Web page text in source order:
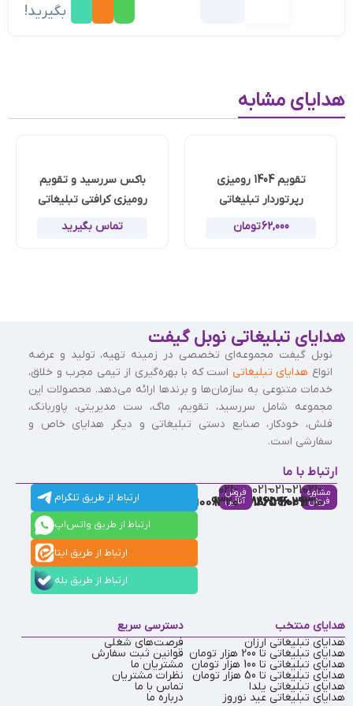
بگیرید!
هدایای مشابه
تقویم 1404 رومیزی
رپرتوردار تبلیغاتی
62,000تومان
باکس سررسید و تقویم
رومیزی کرافتی تبلیغاتی
تماس بگیرید
هدایای تبلیغاتی نوبل گیفت
نوبل گیفت مجموعه‌ای تخصصی در زمینه تهیه، تولید و عرضه
انواع هدایای تبلیغاتی است که با بهره‌گیری از تیمی مجرب و خلاق،
خدمات متنوعی به سازمان‌ها و برندها ارائه می‌دهد. محصولات این
مجموعه شامل سررسید، تقویم، ماگ، ست مدیریتی، پاوربانک،
فلش، خودکار، صنایع دستی تبلیغاتی و دیگر هدایای خاص و
سفارشی است.
ارتباط با ما
مشاوره
فروش
021-
91009310
021-
86126036
021-
86126506
021-
88537803
فروش
آنلاین
021-
91009320
ارتباط از طریق تلگرام
ارتباط از طریق واتس‌اپ
ارتباط از طریق ایتا
ارتباط از طریق بله
هدایای منتخب
هدایای تبلیغاتی ارزان
هدایای تبلیغاتی تا 200 هزار تومان
هدایای تبلیغاتی تا 100 هزار تومان
هدایای تبلیغاتی تا 50 هزار تومان
هدایای تبلیغاتی یلدا
هدایای تبلیغاتی عید نوروز
دسترسی سریع
فرصت‌های شغلی
قوانین ثبت سفارش
مشتریان ما
نظرات مشتریان
تماس با ما
درباره ما